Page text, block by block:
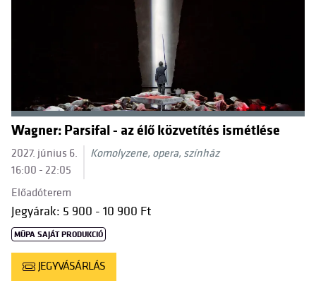
Wagner: Parsifal - az élő közvetítés ismétlése
2027. június 6.
16:00 - 22:05
Komolyzene, opera, színház
Előadóterem
Jegyárak: 5 900 - 10 900 Ft
MÜPA SAJÁT PRODUKCIÓ
JEGYVÁSÁRLÁS